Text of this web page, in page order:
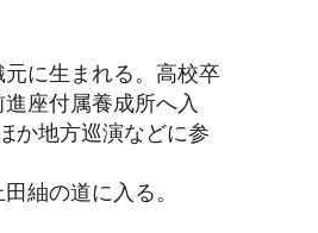
に生まれる。高校卒
座付属養成所へ入
か地方巡演などに参
紬の道に入る。